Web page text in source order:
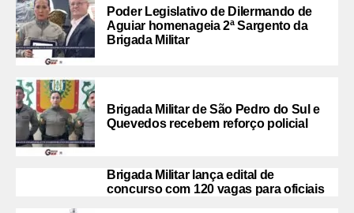
Poder Legislativo de Dilermando de
Aguiar homenageia 2ª Sargento da
Brigada Militar
Brigada Militar de São Pedro do Sul e
Quevedos recebem reforço policial
Brigada Militar lança edital de
concurso com 120 vagas para oficiais